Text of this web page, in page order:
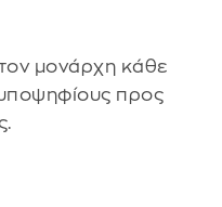
μονάρχη κάθε
προς